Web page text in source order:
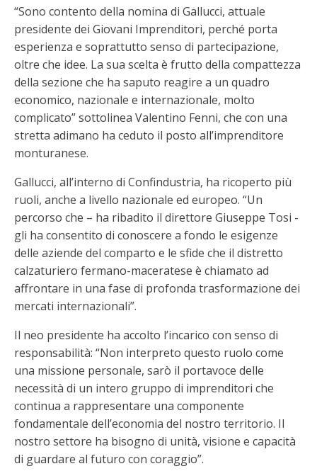
“Sono contento della nomina di Gallucci, attuale
presidente dei Giovani Imprenditori, perché porta
esperienza e soprattutto senso di partecipazione,
oltre che idee. La sua scelta è frutto della compattezza
della sezione che ha saputo reagire a un quadro
economico, nazionale e internazionale, molto
complicato” sottolinea Valentino Fenni, che con una
stretta adimano ha ceduto il posto all’imprenditore
monturanese.
Gallucci, all’interno di Confindustria, ha ricoperto più
ruoli, anche a livello nazionale ed europeo. “Un
percorso che – ha ribadito il direttore Giuseppe Tosi -
gli ha consentito di conoscere a fondo le esigenze
delle aziende del comparto e le sfide che il distretto
calzaturiero fermano-maceratese è chiamato ad
affrontare in una fase di profonda trasformazione dei
mercati internazionali”.
Il neo presidente ha accolto l’incarico con senso di
responsabilità: “Non interpreto questo ruolo come
una missione personale, sarò il portavoce delle
necessità di un intero gruppo di imprenditori che
continua a rappresentare una componente
fondamentale dell’economia del nostro territorio. Il
nostro settore ha bisogno di unità, visione e capacità
di guardare al futuro con coraggio”.